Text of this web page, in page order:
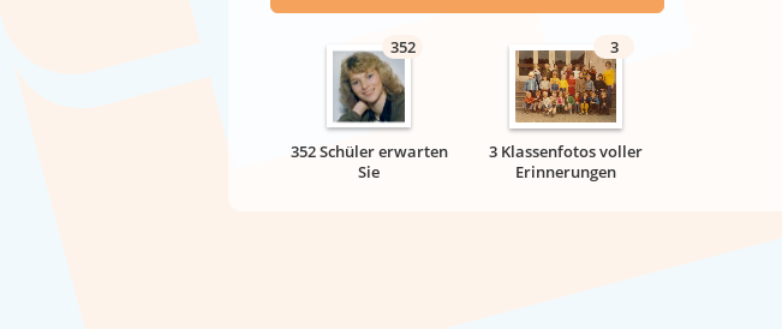
352
352 Schüler erwarten
Sie
3
3 Klassenfotos voller
Erinnerungen